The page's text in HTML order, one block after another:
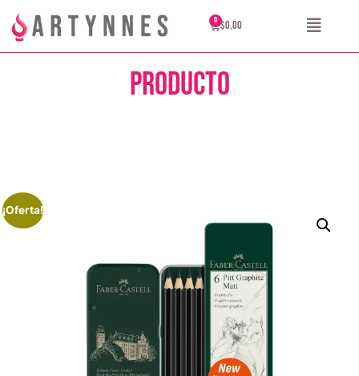
$0,00
Producto
¡Oferta!